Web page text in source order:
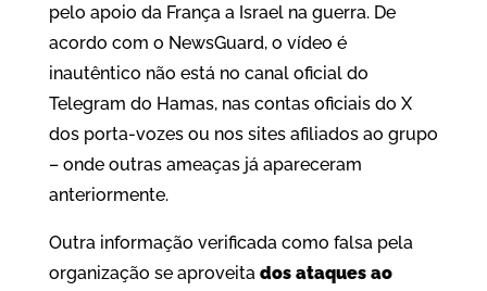
pelo apoio da França a Israel na guerra. De
acordo com o NewsGuard, o vídeo é
inautêntico não está no canal oficial do
Telegram do Hamas, nas contas oficiais do X
dos porta-vozes ou nos sites afiliados ao grupo
– onde outras ameaças já apareceram
anteriormente.
Outra informação verificada como falsa pela
organização se aproveita dos ataques ao